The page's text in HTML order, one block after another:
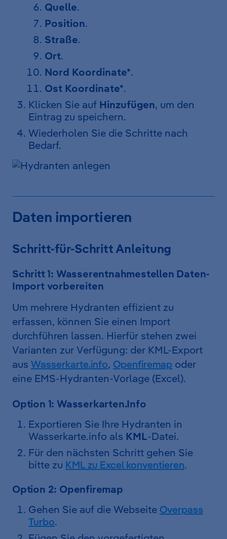
Quelle.
Position.
Straße.
Ort.
Nord Koordinate*.
Ost Koordinate*.
Klicken Sie auf Hinzufügen, um den
Eintrag zu speichern.
Wiederholen Sie die Schritte nach
Bedarf.
Daten importieren
Schritt-für-Schritt Anleitung
Schritt 1: Wasserentnahmestellen Daten-
Import vorbereiten
Um mehrere Hydranten effizient zu
erfassen, können Sie einen Import
durchführen lassen. Hierfür stehen zwei
Varianten zur Verfügung: der KML-Export
aus Wasserkarte.info, Openfiremap oder
eine EMS-Hydranten-Vorlage (Excel).
Option 1: Wasserkarten.Info
Exportieren Sie Ihre Hydranten in
Wasserkarte.info als KML-Datei.
Für den nächsten Schritt gehen Sie
bitte zu KML zu Excel konventieren.
Option 2: Openfiremap
Gehen Sie auf die Webseite Overpass
Turbo.